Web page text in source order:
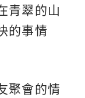
青翠的山
的事情
聚會的情